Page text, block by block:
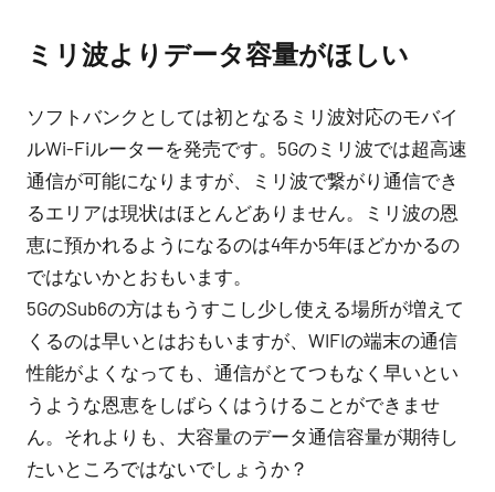
ミリ波よりデータ容量がほしい
ソフトバンクとしては初となるミリ波対応のモバイ
ルWi-Fiルーターを発売です。5Gのミリ波では超高速
通信が可能になりますが、ミリ波で繋がり通信でき
るエリアは現状はほとんどありません。ミリ波の恩
恵に預かれるようになるのは4年か5年ほどかかるの
ではないかとおもいます。
5GのSub6の方はもうすこし少し使える場所が増えて
くるのは早いとはおもいますが、WIFIの端末の通信
性能がよくなっても、通信がとてつもなく早いとい
うような恩恵をしばらくはうけることができませ
ん。それよりも、大容量のデータ通信容量が期待し
たいところではないでしょうか？